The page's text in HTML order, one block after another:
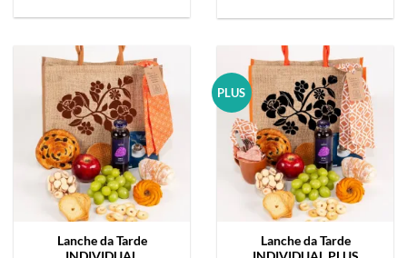
Lanche da Tarde
PLUS
Lanche da Tarde